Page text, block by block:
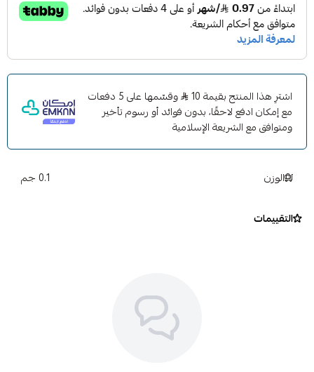
اشترِ هذا المنتج بقيمة 10
وقسّمها على 5 دفعات
مع إمكان ادفع لاحقًا، بدون فوائد أو رسوم تأخير
ومتوافق مع الشريعة الإسلامية
الوزن 0.1 جم
التقييمات